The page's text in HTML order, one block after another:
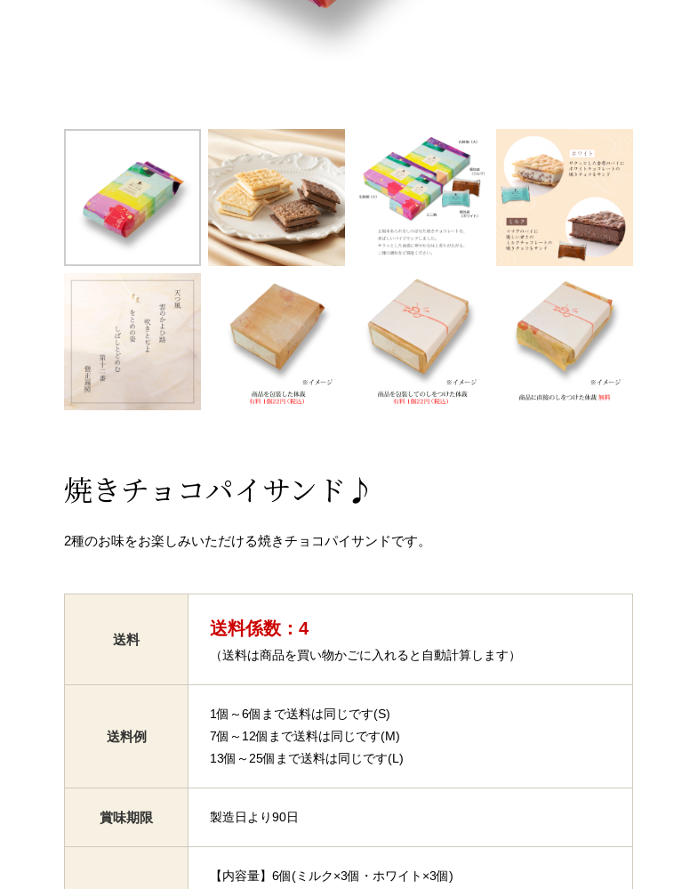
焼きチョコパイサンド♪
2種のお味をお楽しみいただける焼きチョコパイサンドです。
送料
送料係数：4
（送料は商品を買い物かごに入れると自動計算します）
送料例
1個～6個まで送料は同じです(S)
7個～12個まで送料は同じです(M)
13個～25個まで送料は同じです(L)
賞味期限 製造日より90日
【内容量】6個(ミルク×3個・ホワイト×3個)